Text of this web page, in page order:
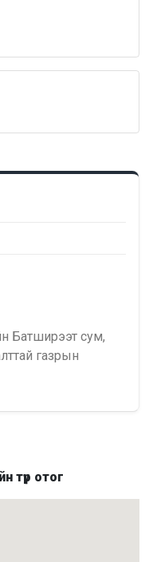
Батширээт сум,
газрын
түр отог